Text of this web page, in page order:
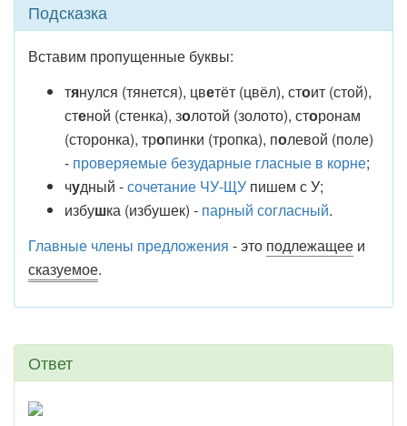
Подсказка
Вставим пропущенные буквы:
тянулся (тянется), цветёт (цвёл), стоит (стой),
стеной (стенка), золотой (золото), сторонам
(сторонка), тропинки (тропка), полевой (поле)
- проверяемые безударные гласные в корне;
чудный -сочетание ЧУ-ЩУ пишем с У;
избушка (избушек) - парный согласный.
Главные члены предложения - это подлежащее и
сказуемое.
Ответ